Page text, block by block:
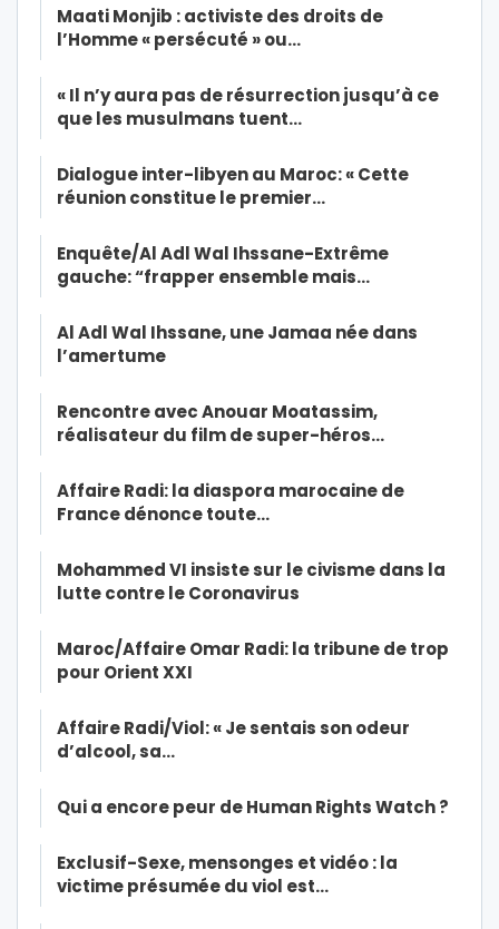
Maati Monjib : activiste des droits de
l’Homme « persécuté » ou…
« Il n’y aura pas de résurrection jusqu’à ce
que les musulmans tuent…
Dialogue inter-libyen au Maroc: « Cette
réunion constitue le premier…
Enquête/Al Adl Wal Ihssane-Extrême
gauche: “frapper ensemble mais…
Al Adl Wal Ihssane, une Jamaa née dans
l’amertume
Rencontre avec Anouar Moatassim,
réalisateur du film de super-héros…
Affaire Radi: la diaspora marocaine de
France dénonce toute…
Mohammed VI insiste sur le civisme dans la
lutte contre le Coronavirus
Maroc/Affaire Omar Radi: la tribune de trop
pour Orient XXI
Affaire Radi/Viol: « Je sentais son odeur
d’alcool, sa…
Qui a encore peur de Human Rights Watch ?
Exclusif-Sexe, mensonges et vidéo : la
victime présumée du viol est…